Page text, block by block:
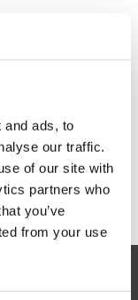
and ads, to
our traffic.
of our site with
partners who
you’ve
from your use
gebruikt, zoals
van
die het
hoewel er zeer
toxiciteit ervan.